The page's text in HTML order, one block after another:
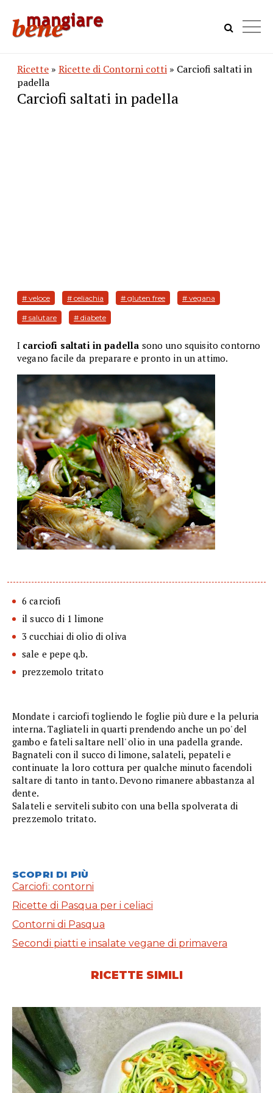
Ricette » Ricette di Contorni cotti » Carciofi saltati in
padella
Carciofi saltati in padella
# veloce # celiachia # gluten free # vegana
# salutare # diabete
I carciofi saltati in padella sono uno squisito contorno
vegano facile da preparare e pronto in un attimo.
6 carciofi
il succo di 1 limone
3 cucchiai di olio di oliva
sale e pepe q.b.
prezzemolo tritato
Mondate i carciofi togliendo le foglie più dure e la peluria
interna. Tagliateli in quarti prendendo anche un po' del
gambo e fateli saltare nell' olio in una padella grande.
Bagnateli con il succo di limone, salateli, pepateli e
continuate la loro cottura per qualche minuto facendoli
saltare di tanto in tanto. Devono rimanere abbastanza al
dente.
Salateli e serviteli subito con una bella spolverata di
prezzemolo tritato.
SCOPRI DI PIÙ
Carciofi: contorni
Ricette di Pasqua per i celiaci
Contorni di Pasqua
Secondi piatti e insalate vegane di primavera
RICETTE SIMILI